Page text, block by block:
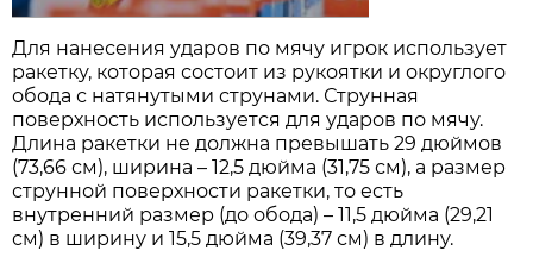
Для нанесения ударов по мячу игрок использует
ракетку, которая состоит из рукоятки и округлого
обода с натянутыми струнами. Струнная
поверхность используется для ударов по мячу.
Длина ракетки не должна превышать 29 дюймов
(73,66 см), ширина – 12,5 дюйма (31,75 см), а размер
струнной поверхности ракетки, то есть
внутренний размер (до обода) – 11,5 дюйма (29,21
см) в ширину и 15,5 дюйма (39,37 см) в длину.